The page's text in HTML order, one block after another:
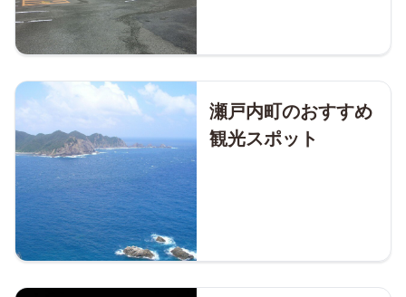
瀬戸内町のおすすめ
観光スポット